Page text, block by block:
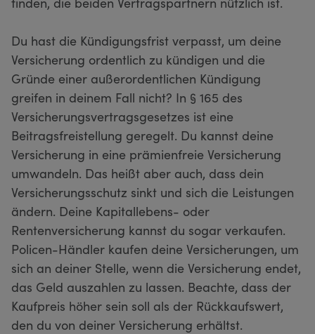
Du hast die Kündigungsfrist verpasst, um deine
Versicherung ordentlich zu kündigen und die
Gründe einer außerordentlichen Kündigung
greifen in deinem Fall nicht? In § 165 des
Versicherungsvertragsgesetzes ist eine
Beitragsfreistellung geregelt. Du kannst deine
Versicherung in eine prämienfreie Versicherung
umwandeln. Das heißt aber auch, dass dein
Versicherungsschutz sinkt und sich die Leistungen
ändern. Deine Kapitallebens- oder
Rentenversicherung kannst du sogar verkaufen.
Policen-Händler kaufen deine Versicherungen, um
sich an deiner Stelle, wenn die Versicherung endet,
das Geld auszahlen zu lassen. Beachte, dass der
Kaufpreis höher sein soll als der Rückkaufswert,
den du von deiner Versicherung erhältst.